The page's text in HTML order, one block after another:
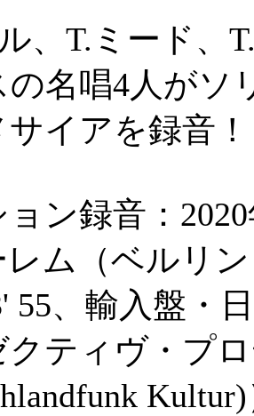
、T.ミード、
の名唱4人がソ
イアを録音！
ン録音：
ム（ベルリ
55、輸入盤・
ティヴ・プ